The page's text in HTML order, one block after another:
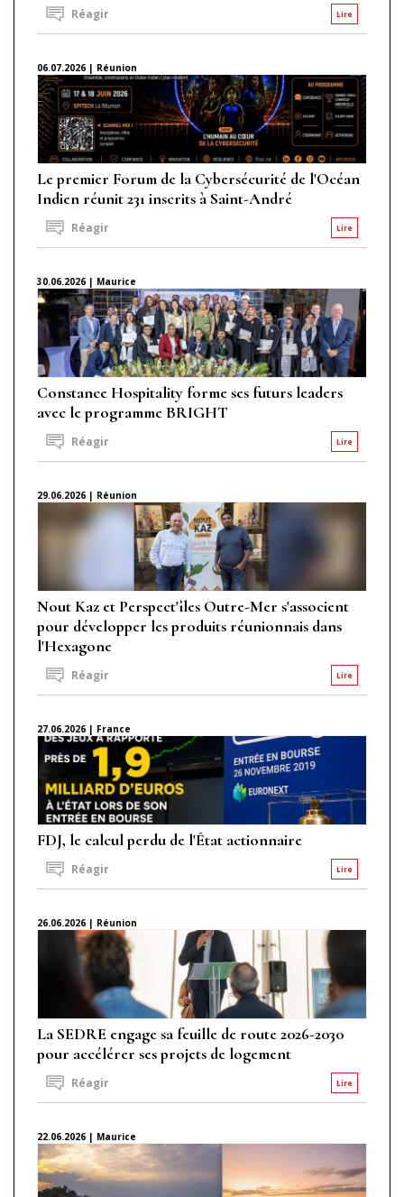
Lire
Réagir
06.07.2026 | Réunion
Le premier Forum de la Cybersécurité de l'Océan
Indien réunit 231 inscrits à Saint-André
Lire
Réagir
30.06.2026 | Maurice
Constance Hospitality forme ses futurs leaders
avec le programme BRIGHT
Lire
Réagir
29.06.2026 | Réunion
Nout Kaz et Perspect'îles Outre-Mer s'associent
pour développer les produits réunionnais dans
l'Hexagone
Lire
Réagir
27.06.2026 | France
FDJ, le calcul perdu de l'État actionnaire
Lire
Réagir
26.06.2026 | Réunion
La SEDRE engage sa feuille de route 2026-2030
pour accélérer ses projets de logement
Lire
Réagir
22.06.2026 | Maurice